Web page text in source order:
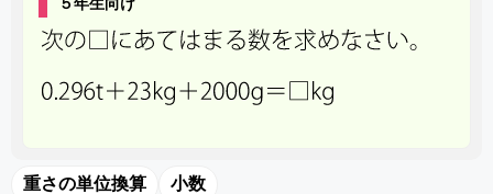
重さの単位換算 小数